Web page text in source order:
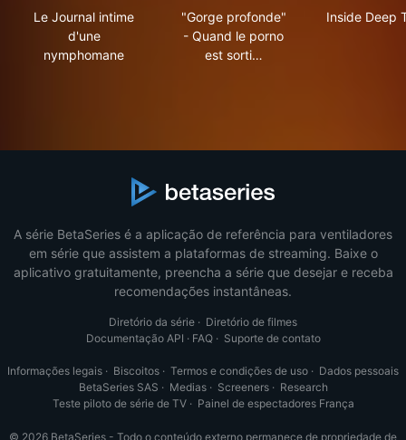
Le Journal intime
d'une
nymphomane
"Gorge profonde"
- Quand le porno
est sorti…
Inside Deep
A série BetaSeries é a aplicação de referência para ventiladores
em série que assistem a plataformas de streaming. Baixe o
aplicativo gratuitamente, preencha a série que desejar e receba
recomendações instantâneas.
Diretório da série · Diretório de filmes
Documentação API · FAQ· Suporte de contato
Informações legais · Biscoitos · Termos e condições de uso · Dados pessoais
BetaSeries SAS · Medias· Screeners· Research
Teste piloto de série de TV· Painel de espectadores França
© 2026 BetaSeries - Todo o conteúdo externo permanece de propriedade de